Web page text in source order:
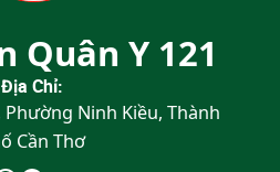
Quân Y 121
Địa Chỉ:
Ninh Kiều, Thành
Cần Thơ